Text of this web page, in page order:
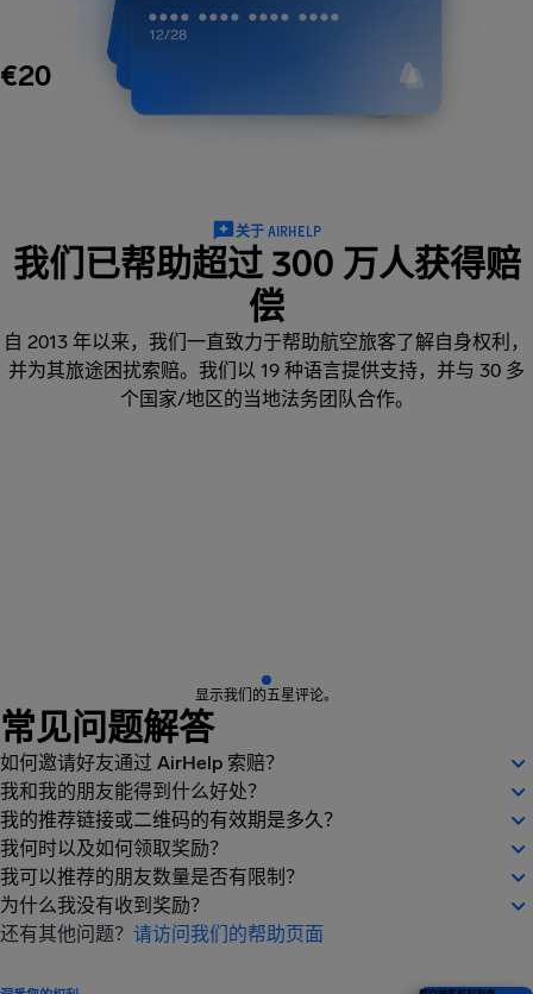
€20
关于 AIRHELP
我们已帮助超过 300 万人获得赔
偿
自 2013 年以来，我们一直致力于帮助航空旅客了解自身权利，
并为其旅途困扰索赔。我们以 19 种语言提供支持，并与 30 多
个国家/地区的当地法务团队合作。
显示我们的五星评论。
常见问题解答
如何邀请好友通过 AirHelp 索赔？
我和我的朋友能得到什么好处？
我的推荐链接或二维码的有效期是多久？
我何时以及如何领取奖励？
我可以推荐的朋友数量是否有限制？
为什么我没有收到奖励？
还有其他问题？ 请访问我们的帮助页面